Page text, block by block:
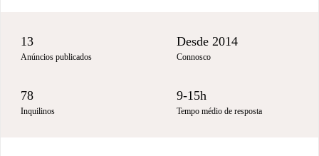
13
Anúncios publicados
Desde 2014
Connosco
78
Inquilinos
9-15h
Tempo médio de resposta